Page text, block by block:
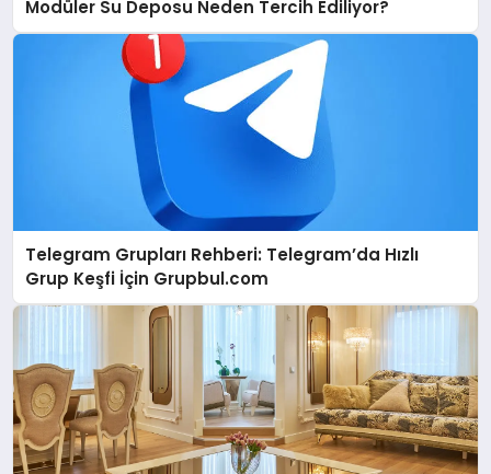
Modüler Su Deposu Neden Tercih Ediliyor?
Telegram Grupları Rehberi: Telegram’da Hızlı
Grup Keşfi İçin Grupbul.com